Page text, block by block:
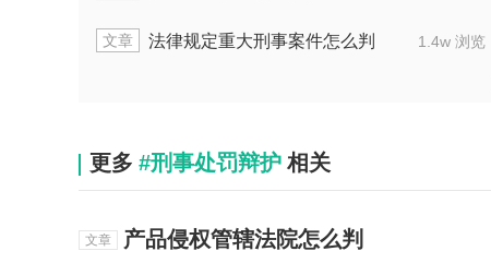
1.4w 浏览
文章 法律规定重大刑事案件怎么判
更多 #刑事处罚辩护 相关
文章 产品侵权管辖法院怎么判